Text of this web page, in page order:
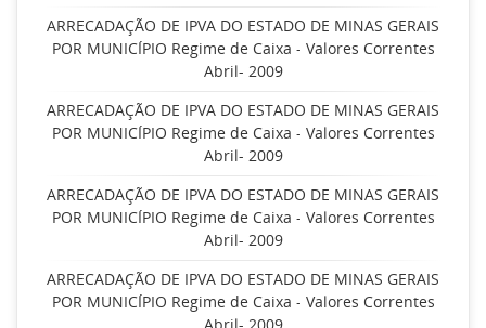
ARRECADAÇÃO DE IPVA DO ESTADO DE MINAS GERAIS
POR MUNICÍPIO Regime de Caixa - Valores Correntes
Abril- 2009
ARRECADAÇÃO DE IPVA DO ESTADO DE MINAS GERAIS
POR MUNICÍPIO Regime de Caixa - Valores Correntes
Abril- 2009
ARRECADAÇÃO DE IPVA DO ESTADO DE MINAS GERAIS
POR MUNICÍPIO Regime de Caixa - Valores Correntes
Abril- 2009
ARRECADAÇÃO DE IPVA DO ESTADO DE MINAS GERAIS
POR MUNICÍPIO Regime de Caixa - Valores Correntes